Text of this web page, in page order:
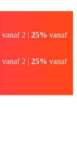
vanaf 2 | 25% vanaf
vanaf 2 | 25% vanaf